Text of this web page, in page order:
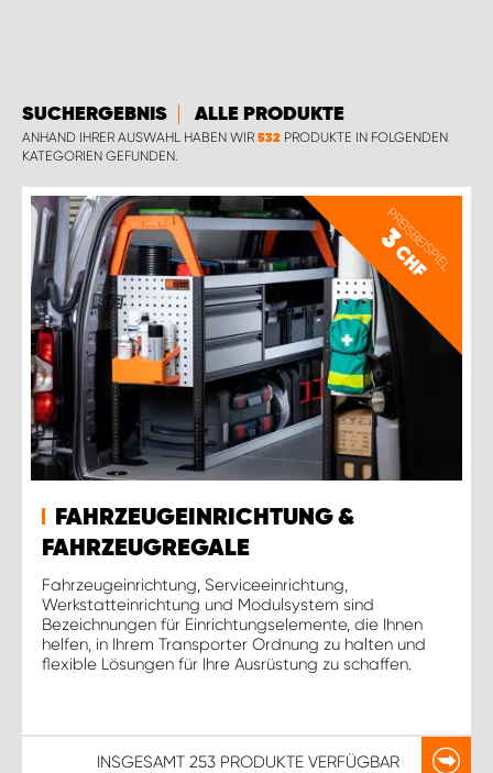
SUCHERGEBNIS ALLE PRODUKTE
ANHAND IHRER AUSWAHL HABEN WIR 532 PRODUKTE IN FOLGENDEN
KATEGORIEN GEFUNDEN.
PREISBEISPIEL
3
CHF
FAHRZEUGEINRICHTUNG &
FAHRZEUGREGALE
Fahrzeugeinrichtung, Serviceeinrichtung,
Werkstatteinrichtung und Modulsystem sind
Bezeichnungen für Einrichtungselemente, die Ihnen
helfen, in Ihrem Transporter Ordnung zu halten und
flexible Lösungen für Ihre Ausrüstung zu schaffen.
INSGESAMT 253 PRODUKTE VERFÜGBAR